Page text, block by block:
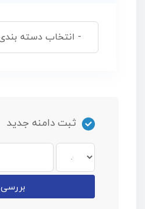
ثبت دامنه جدید
بررسی